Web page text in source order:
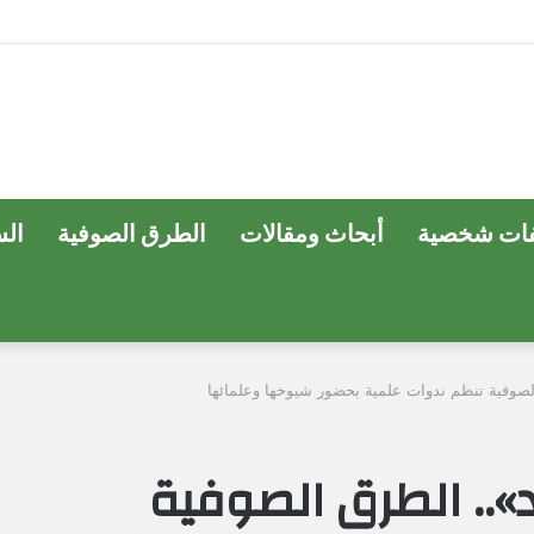
شخصية أبحاث ومقالات الطرق الصوفية
تنظم ندوات علمية بحضور شيوخها وعلمائها
الطرق الصوفية